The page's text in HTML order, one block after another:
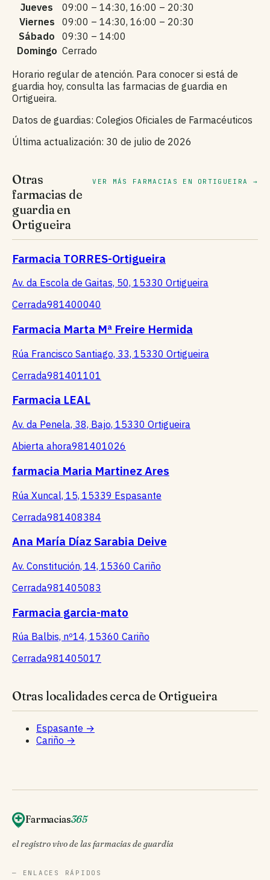
Jueves
09:00 – 14:30, 16:00 – 20:30
Viernes
09:00 – 14:30, 16:00 – 20:30
Sábado
09:30 – 14:00
Domingo Cerrado
Horario regular de atención. Para conocer si está de
guardia hoy, consulta las farmacias de guardia en
Ortigueira.
Datos de guardias: Colegios Oficiales de Farmacéuticos
Última actualización: 30 de julio de 2026
Otras
farmacias de
guardia en
Ortigueira
VER MÁS FARMACIAS EN ORTIGUEIRA →
Farmacia TORRES-Ortigueira
Av. da Escola de Gaitas, 50, 15330 Ortigueira
Cerrada981400040
Farmacia Marta Mª Freire Hermida
Rúa Francisco Santiago, 33, 15330 Ortigueira
Cerrada981401101
Farmacia LEAL
Av. da Penela, 38, Bajo, 15330 Ortigueira
Abierta ahora981401026
farmacia Maria Martinez Ares
Rúa Xuncal, 15, 15339 Espasante
Cerrada981408384
Ana María Díaz Sarabia Deive
Av. Constitución, 14, 15360 Cariño
Cerrada981405083
Farmacia garcia-mato
Rúa Balbis, nº14, 15360 Cariño
Cerrada981405017
Otras localidades cerca de Ortigueira
Espasante →
Cariño →
Farmacias365
el registro vivo de las farmacias de guardia
— ENLACES RÁPIDOS